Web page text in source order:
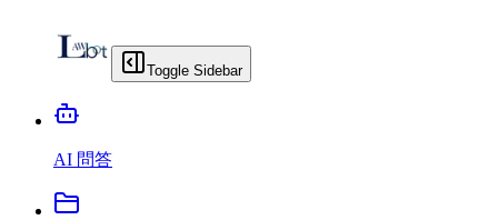
Toggle Sidebar
AI 問答